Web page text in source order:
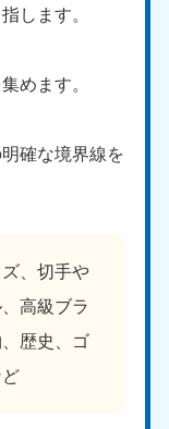
します。
めます。
確な境界線を
、切手や
高級ブラ
歴史、ゴ